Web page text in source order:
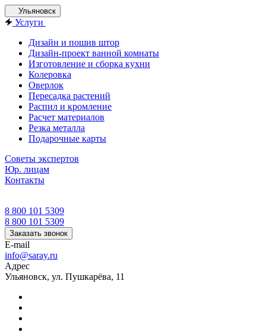
Ульяновск
Услуги
Дизайн и пошив штор
Дизайн-проект ванной комнаты
Изготовление и сборка кухни
Колеровка
Оверлок
Пересадка растений
Распил и кромление
Расчет материалов
Резка металла
Подарочные карты
Советы экспертов
Юр. лицам
Контакты
8 800 101 5309
8 800 101 5309
Заказать звонок
E-mail
info@saray.ru
Адрес
Ульяновск, ул. Пушкарёва, 11